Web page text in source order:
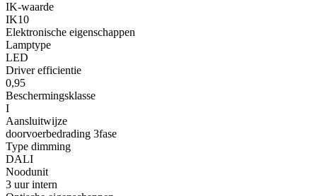
IK-waarde
IK10
Elektronische eigenschappen
Lamptype
LED
Driver efficientie
0,95
Beschermingsklasse
I
Aansluitwijze
doorvoerbedrading 3fase
Type dimming
DALI
Noodunit
3 uur intern